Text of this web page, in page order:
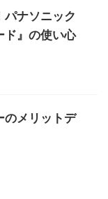
パナソニック
ド』の使い心
のメリットデ